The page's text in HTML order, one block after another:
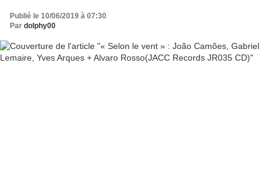
Publié le 10/06/2019 à 07:30
Par dolphy00